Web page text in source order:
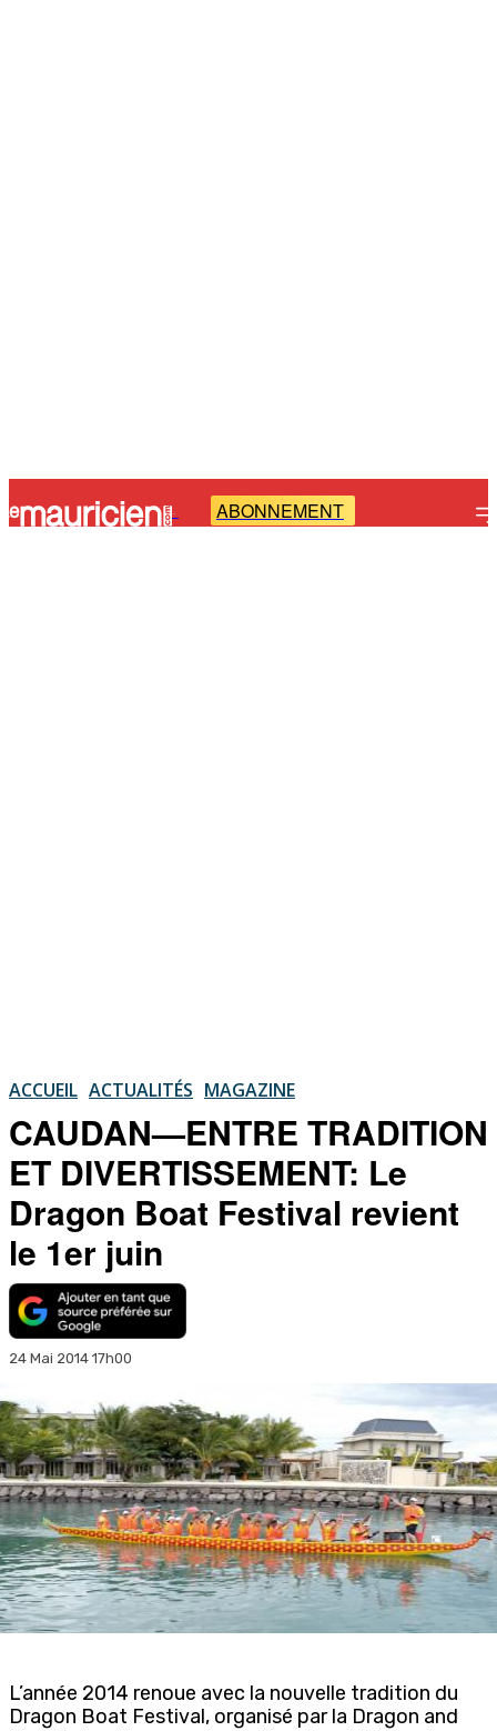
- ABONNEMENT
ACCUEIL ACTUALITÉS MAGAZINE
CAUDAN—ENTRE TRADITION
ET DIVERTISSEMENT: Le
Dragon Boat Festival revient
le 1er juin
24 Mai 2014 17h00
L’année 2014 renoue avec la nouvelle tradition du
Dragon Boat Festival, organisé par la Dragon and